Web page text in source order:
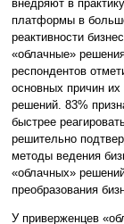
внедряют в
платформы в
реактивности
«облачные»
респондентов
основных причин
решений. 83%
быстрее
решительно
методы ведения
«облачных»
преобразования
У приверженцев